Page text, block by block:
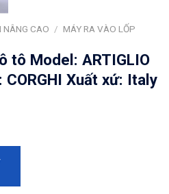
NÂNG CAO / MÁY RA VÀO LỐP
tô Model: ARTIGLIO
Xuất xứ: Italy